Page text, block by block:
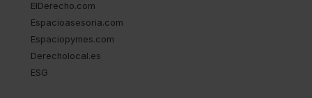
ElDerecho.com
Espacioasesoria.com
Espaciopymes.com
Derecholocal.es
ESG